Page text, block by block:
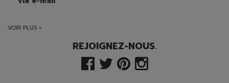
VOIR PLUS +
REJOIGNEZ-NOUS.